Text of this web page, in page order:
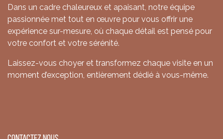
Dans un cadre chaleureux et apaisant, notre équipe
passionnée met tout en œuvre pour vous offrir une
expérience sur-mesure, où chaque détail est pensé pour
votre confort et votre sérénité.
Laissez-vous choyer et transformez chaque visite en un
moment d’exception, entièrement dédié à vous-même.